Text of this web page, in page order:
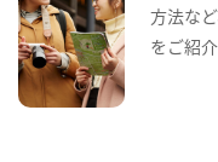
方法な
をご紹介